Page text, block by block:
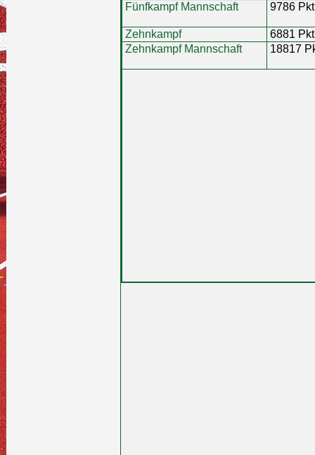
Fünfkampf Mannschaft
9786 Pkt
Zehnkampf
6881 Pkt
Zehnkampf Mannschaft
18817